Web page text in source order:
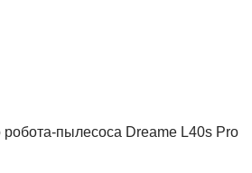
пылесоса Dreame L40s Pro